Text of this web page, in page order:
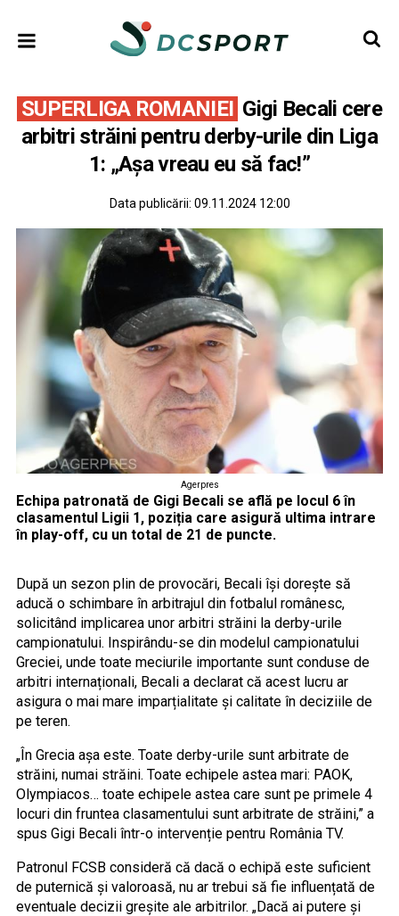
SUPERLIGA ROMANIEI Gigi Becali cere
arbitri străini pentru derby-urile din Liga
1: „Așa vreau eu să fac!”
Data publicării: 09.11.2024 12:00
Agerpres
Echipa patronată de Gigi Becali se află pe locul 6 în
clasamentul Ligii 1, poziția care asigură ultima intrare
în play-off, cu un total de 21 de puncte.
După un sezon plin de provocări, Becali își dorește să
aducă o schimbare în arbitrajul din fotbalul românesc,
solicitând implicarea unor arbitri străini la derby-urile
campionatului. Inspirându-se din modelul campionatului
Greciei, unde toate meciurile importante sunt conduse de
arbitri internaționali, Becali a declarat că acest lucru ar
asigura o mai mare imparțialitate și calitate în deciziile de
pe teren.
„În Grecia așa este. Toate derby-urile sunt arbitrate de
străini, numai străini. Toate echipele astea mari: PAOK,
Olympiacos… toate echipele astea care sunt pe primele 4
locuri din fruntea clasamentului sunt arbitrate de străini,” a
spus Gigi Becali într-o intervenție pentru România TV.
Patronul FCSB consideră că dacă o echipă este suficient
de puternică și valoroasă, nu ar trebui să fie influențată de
eventuale decizii greșite ale arbitrilor. „Dacă ai putere și